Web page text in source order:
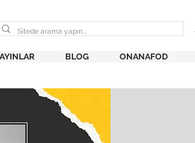
BLOG ONANAFOD